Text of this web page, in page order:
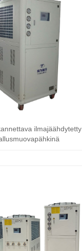
ilmajäähdytetty